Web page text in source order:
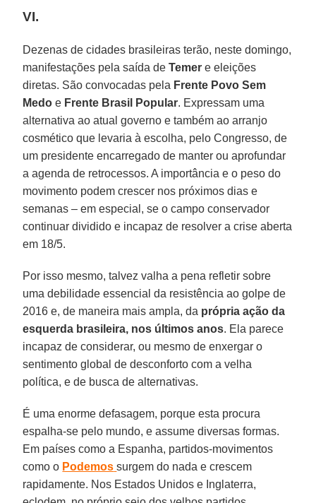
VI.
Dezenas de cidades brasileiras terão, neste domingo,
manifestações pela saída deTemer e eleições
diretas. São convocadas pela Frente Povo Sem
Medo e Frente Brasil Popular. Expressam uma
alternativa ao atual governo e também ao arranjo
cosmético que levaria à escolha, pelo Congresso, de
um presidente encarregado de manter ou aprofundar
a agenda de retrocessos. A importância e o peso do
movimento podem crescer nos próximos dias e
semanas – em especial, se o campo conservador
continuar dividido e incapaz de resolver a crise aberta
em 18/5.
Por isso mesmo, talvez valha a pena refletir sobre
uma debilidade essencial da resistência ao golpe de
2016 e, de maneira mais ampla, da própria ação da
esquerda brasileira, nos últimos anos. Ela parece
incapaz de considerar, ou mesmo de enxergar o
sentimento global de desconforto com a velha
política, e de busca de alternativas.
É uma enorme defasagem, porque esta procura
espalha-se pelo mundo, e assume diversas formas.
Em países como a Espanha, partidos-movimentos
como o Podemos surgem do nada e crescem
rapidamente. Nos Estados Unidos e Inglaterra,